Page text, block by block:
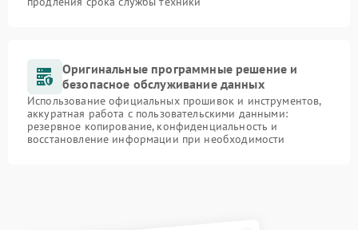
Оригинальные программные решение и
безопасное обслуживание данных
Использование официальных прошивок и инструментов,
аккуратная работа с пользовательскими данными:
резервное копирование, конфиденциальность и
восстановление информации при необходимости